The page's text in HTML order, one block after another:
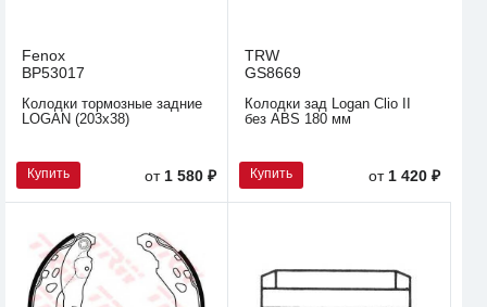
Fenox
BP53017
Колодки тормозные задние
LOGAN (203x38)
Купить от1 580 ₽
TRW
GS8669
Колодки зад Logan Clio II
без ABS 180 мм
Купить от1 420 ₽